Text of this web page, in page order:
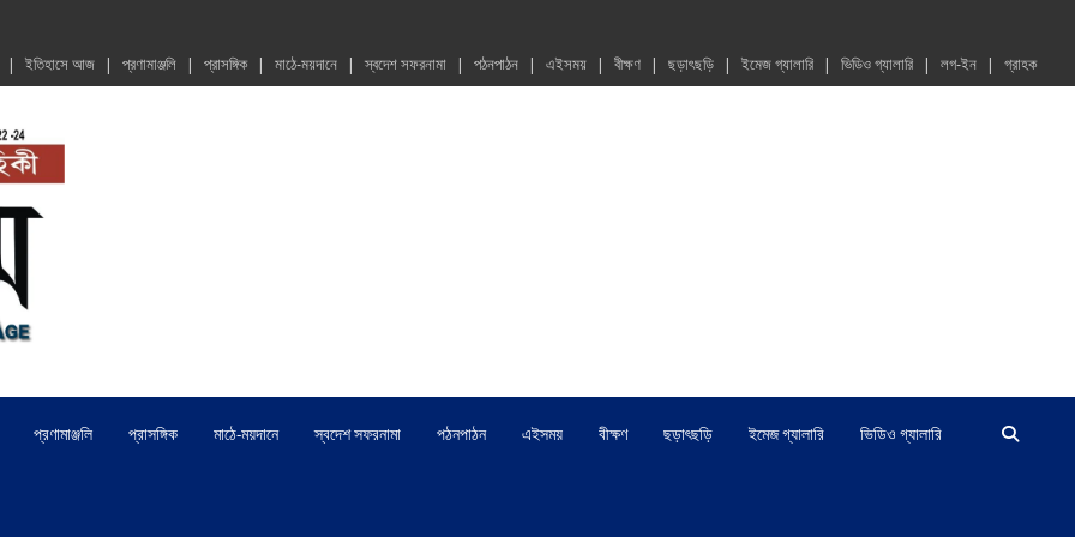
ইতিহাসে আজ প্রণামাঞ্জলি প্রাসঙ্গিক মাঠে-ময়দানে স্বদেশ সফরনামা পঠনপাঠন এইসময় বীক্ষণ ছড়াৎছড়ি ইমেজ গ্যালারি ভিডিও গ্যালারি লগ-ইন গ্রাহক
প্রণামাঞ্জলি প্রাসঙ্গিক মাঠে-ময়দানে স্বদেশ সফরনামা পঠনপাঠন এইসময় বীক্ষণ ছড়াৎছড়ি ইমেজ গ্যালারি ভিডিও গ্যালারি